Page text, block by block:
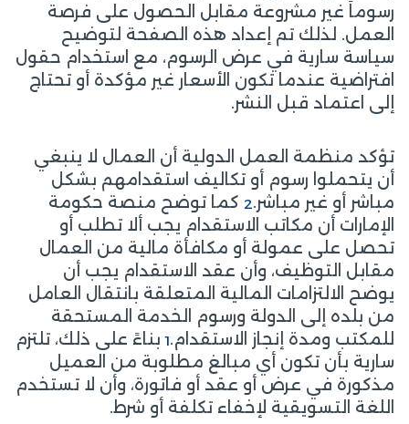
رسوماً غير مشروعة مقابل الحصول على فرصة
العمل. لذلك تم إعداد هذه الصفحة لتوضيح
سياسة سارية في عرض الرسوم، مع استخدام حقول
افتراضية عندما تكون الأسعار غير مؤكدة أو تحتاج
إلى اعتماد قبل النشر.
تؤكد منظمة العمل الدولية أن العمال لا ينبغي
أن يتحملوا رسوم أو تكاليف استقدامهم بشكل
مباشر أو غير مباشر.2 كما توضح منصة حكومة
الإمارات أن مكاتب الاستقدام يجب ألا تطلب أو
تحصل على عمولة أو مكافأة مالية من العمال
مقابل التوظيف، وأن عقد الاستقدام يجب أن
يوضح الالتزامات المالية المتعلقة بانتقال العامل
من بلده إلى الدولة ورسوم الخدمة المستحقة
للمكتب ومدة إنجاز الاستقدام.1بناءً على ذلك، تلتزم
سارية بأن تكون أي مبالغ مطلوبة من العميل
مذكورة في عرض أو عقد أو فاتورة، وأن لا تستخدم
اللغة التسويقية لإخفاء تكلفة أو شرط.